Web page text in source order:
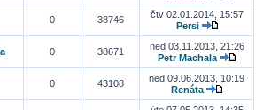
0 38746
čtv 02.01.2014, 15:57
Persi
0 38671
ned 03.11.2013, 21:26
Petr Machala
0 43108
ned 09.06.2013, 10:19
Renáta